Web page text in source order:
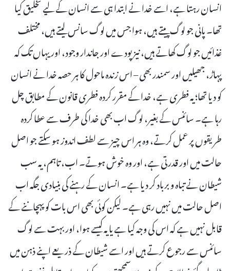
انسان رہتا ہے، اسے خدا نے ابتدا ہی سے انسان کے لیے تخلیق کیا
تھا۔ پانی جو لوگ پیتے ہیں، ہوا جس میں لوگ سانس لیتے ہیں، مختلف
غذائیں جو لوگ کھاتے ہیں، نیز پودے اور جاندار وجود، اور یہاں تک کہ
پہاڑ، جھیلیں اور سمندر بھی – اس زندہ ماحول کا ہر حصہ خدا نے انسان
کو دیا تھا؛ یہ فطری ہے، خدا کے مقرر کردہ فطری قانون کے مطابق چل
رہا ہے۔ سائنس کے بغیر، لوگ اب بھی خدا کی طرف سے عطا کردہ
طریقوں پر عمل کرتے، وہ ہر اس چیز سے لطف اندوز ہو سکتے جو اصل
حالت میں اور قدرتی ہے، اور وہ خوش ہوتے۔ اب، تاہم، یہ سب
شیطان نے تباہ و برباد کر دیا ہے۔ انسان کے رہنے کی بنیادی جگہ اب
اصل حالت میں نہیں رہی ہے۔ لیکن کوئی بھی اس بات کو پہچاننے کے
قابل نہیں ہے کہ اس کی وجہ کیا ہے یا یہ کیسے ہوا، اور بہت سے لوگ
سائنس سے رجوع کرتے ہیں اور اسے شیطان کے ذریعے اپنے ذہن میں